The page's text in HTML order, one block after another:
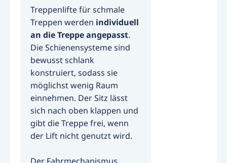
Treppenlifte für schmale
Treppen werden individuell
an die Treppe angepasst.
Die Schienensysteme sind
bewusst schlank
konstruiert, sodass sie
möglichst wenig Raum
einnehmen. Der Sitz lässt
sich nach oben klappen und
gibt die Treppe frei, wenn
der Lift nicht genutzt wird.